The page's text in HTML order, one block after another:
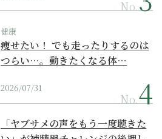
No.
健康
痩せたい！ でも走ったりするのは
つらい…。動きたくなる体…
2026/07/31
No.
「ヤブサメの声をもう一度聴きた